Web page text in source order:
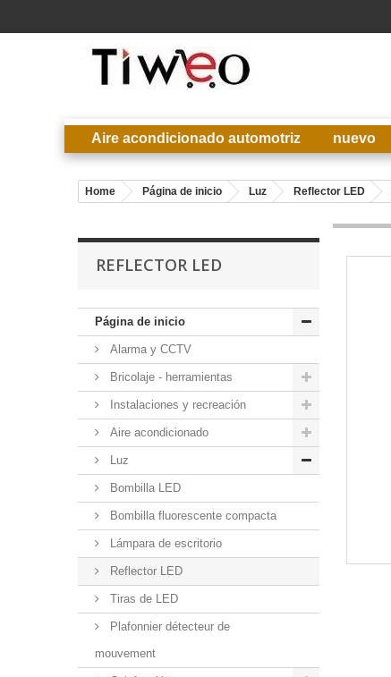
Aire acondicionado automotriz nuevo
Home Página de inicio Luz Reflector LED
REFLECTOR LED
Página de inicio
Alarma y CCTV
Bricolaje - herramientas
Instalaciones y recreación
Aire acondicionado
Luz
Bombilla LED
Bombilla fluorescente compacta
Lámpara de escritorio
Reflector LED
Tiras de LED
Plafonnier détecteur de
mouvement